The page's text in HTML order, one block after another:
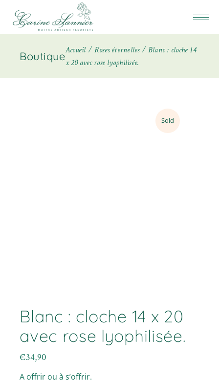
BoutiqueAccueil Roses éternelles
Blanc : cloche 14
x 20 avec rose lyophilisée.
Sold
Blanc : cloche 14 x 20
avec rose lyophilisée.
€34,90
A offrir ou à s’offrir.